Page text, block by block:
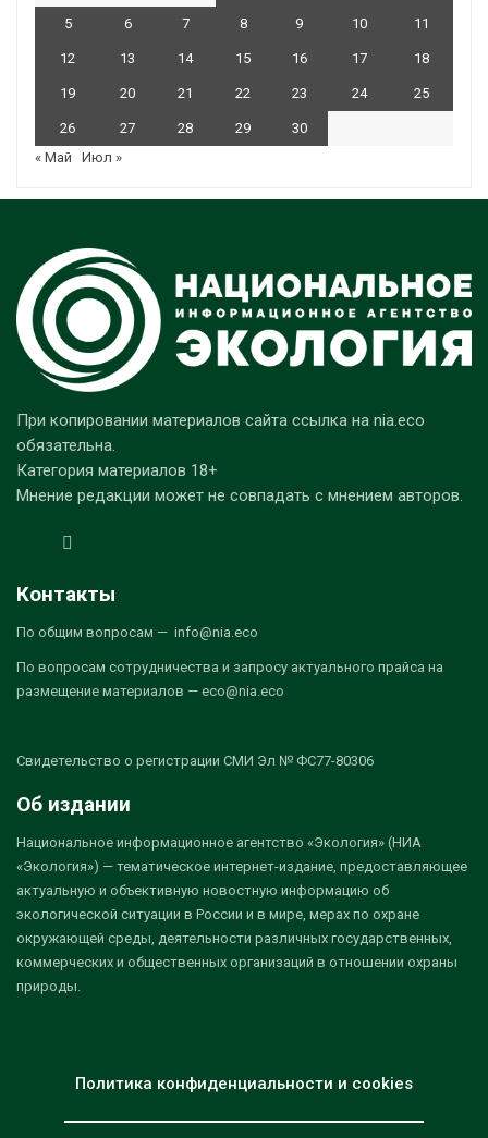
5 6 7 8 9 10 11
12 13 14 15 16 17 18
19 20 21 22 23 24 25
26 27 28 29
30
« Май
Июл »
При копировании материалов сайта ссылка на nia.eco
обязательна.
Категория материалов 18+
Мнение редакции может не совпадать с мнением авторов.
Контакты
По общим вопросам — info@nia.eco
По вопросам сотрудничества и запросу актуального прайса на
размещение материалов — eco@nia.eco
Свидетельство о регистрации СМИ Эл № ФС77-80306
Об издании
Национальное информационное агентство «Экология» (НИА
«Экология») — тематическое интернет-издание, предоставляющее
актуальную и объективную новостную информацию об
экологической ситуации в России и в мире, мерах по охране
окружающей среды, деятельности различных государственных,
коммерческих и общественных организаций в отношении охраны
природы.
Политика конфиденциальности и cookies